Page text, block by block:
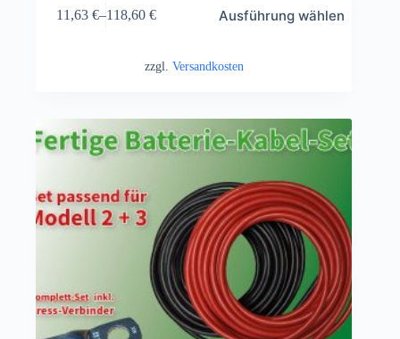
11,63 €–118,60 € Ausführung wählen
zzgl. Versandkosten